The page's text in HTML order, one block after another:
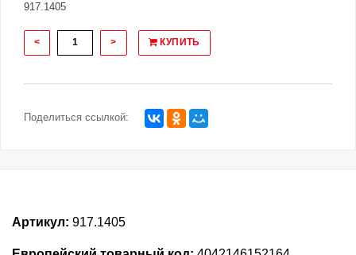
917.1405
< > КУПИТЬ
Поделиться ссылкой:
Артикул: 917.1405